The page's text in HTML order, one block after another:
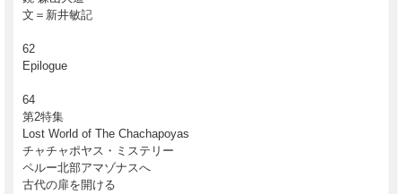
文＝新井敏記
62
Epilogue
64
第2特集
Lost World of The Chachapoyas
チャチャポヤス・ミステリー
ペルー北部アマゾナスへ
古代の扉を開ける